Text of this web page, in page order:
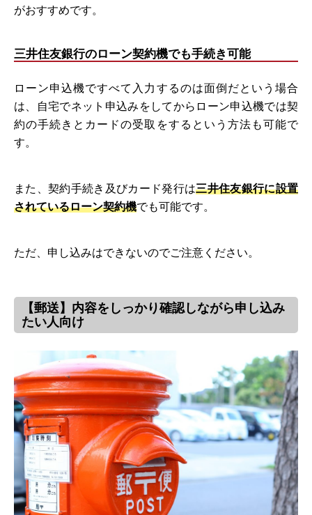
がおすすめです。
三井住友銀行のローン契約機でも手続き可能
ローン申込機ですべて入力するのは面倒だという場合
は、自宅でネット申込みをしてからローン申込機では契
約の手続きとカードの受取をするという方法も可能で
す。
また、契約手続き及びカード発行は三井住友銀行に設置
されているローン契約機でも可能です。
ただ、申し込みはできないのでご注意ください。
【郵送】内容をしっかり確認しながら申し込み
たい人向け